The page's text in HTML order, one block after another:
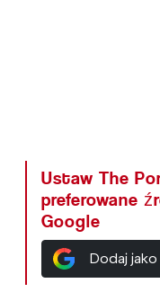
Ustaw The
preferowane
Google
Dodaj